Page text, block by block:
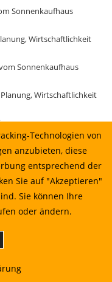
Sonnenkaufhaus
Wirtschaftlichkeit
Sonnenkaufhaus
Wirtschaftlichkeit
vom
Planung,
Wirtschaftlichkeit und
Wirtschaftlichkeit und
Wirtschaftlichkeit und
Sonnenkaufhaus prüfen
Technologien von
anzubieten, diese
entsprechend der
Sie auf "Akzeptieren"
Sie können Ihre
oder ändern.